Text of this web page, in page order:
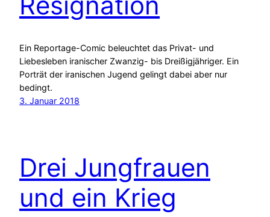
Ein Reportage-Comic beleuchtet das Privat- und
Liebesleben iranischer Zwanzig- bis Dreißigjähriger. Ein
Porträt der iranischen Jugend gelingt dabei aber nur
bedingt.
3. Januar 2018
Drei Jungfrauen
und ein Krieg